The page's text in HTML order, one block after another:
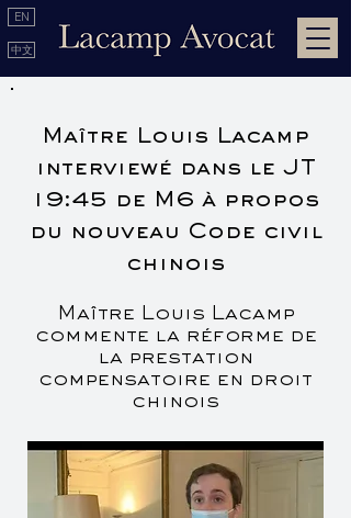
中文
EN
Maître Louis Lacamp
interviewé dans le JT
19:45 de M6 à propos
du nouveau Code civil
chinois
Maître Louis Lacamp
commente la réforme de
la prestation
compensatoire en droit
chinois